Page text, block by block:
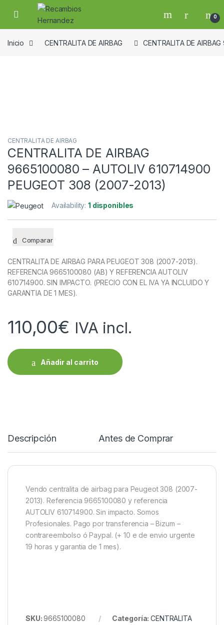
Skip to navigation
Skip to content
Open 0
Inicio CENTRALITA DE AIRBAG CENTRALITA DE
CENTRALITA DE AIRBAG
CENTRALITA DE AIRBAG
9665100080 – AUTOLIV 610714900
PEUGEOT 308 (2007-2013)
Availability:1 disponibles
Comparar
CENTRALITA DE AIRBAG PARA PEUGEOT 308 (2007-2013).
REFERENCIA 9665100080 (AB) Y REFERENCIA AUTOLIV
610714900. SIN IMPACTO. (PRECIO CON EL IVA YA INCLUIDO Y
GARANTIA DE 1 MES).
110,00€ IVA incl.
Añadir al carrito
Descripción Antes de Comprar
Vendo centralita de airbag para Peugeot 308 (2007-
2013). Referencia 9665100080 y referencia
AUTOLIV 610714900. Sin impacto. Somos
Profesionales. Pago por transferencia – Bizum –
contrareembolso ó Paypal. (+ 10 e de envio urgente
19 horas y garantia de 1 mes).
SKU:9665100080 Categoría:CENTRALITA